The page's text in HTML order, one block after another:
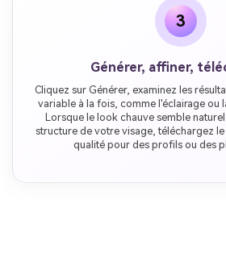
3
Générer, affiner,
Cliquez sur Générer, examinez les
variable à la fois, comme l'éclairage ou
Lorsque le look chauve semble
structure de votre visage, téléchargez
qualité pour des profils ou des